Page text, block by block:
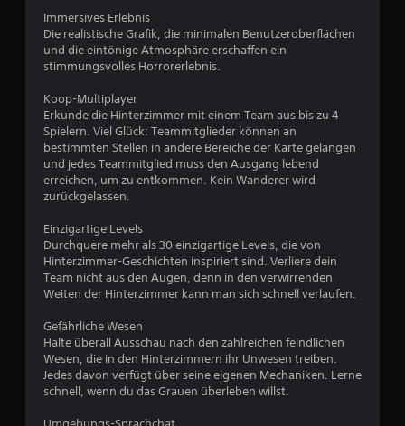
t
d
a
s
p
i
e
l
s
p
i
l
e
n
,
o
n
e
d
i
e
Immersives Erlebnis
Die realistische Grafik, die minimalen Benutzeroberflächen
und die eintönige Atmosphäre erschaffen ein
stimmungsvolles Horrorerlebnis.
Koop-Multiplayer
Erkunde die Hinterzimmer mit einem Team aus bis zu 4
Spielern. Viel Glück: Teammitglieder können an
bestimmten Stellen in andere Bereiche der Karte gelangen
und jedes Teammitglied muss den Ausgang lebend
erreichen, um zu entkommen. Kein Wanderer wird
zurückgelassen.
Einzigartige Levels
Durchquere mehr als 30 einzigartige Levels, die von
Hinterzimmer-Geschichten inspiriert sind. Verliere dein
Team nicht aus den Augen, denn in den verwirrenden
Weiten der Hinterzimmer kann man sich schnell verlaufen.
Gefährliche Wesen
Halte überall Ausschau nach den zahlreichen feindlichen
Wesen, die in den Hinterzimmern ihr Unwesen treiben.
Jedes davon verfügt über seine eigenen Mechaniken. Lerne
schnell, wenn du das Grauen überleben willst.